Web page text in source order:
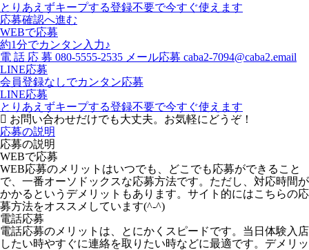
とりあえずキープする登録不要で今すぐ使えます
応募確認へ進む
WEBで応募
約1分でカンタン入力♪
電 話 応 募 080-5555-2535 メール応募 caba2-7094@caba2.email
LINE応募
会員登録なしでカンタン応募
LINE応募
とりあえずキープする登録不要で今すぐ使えます
お問い合わせだけでも大丈夫。お気軽にどうぞ！
応募の説明
応募の説明
WEBで応募
WEB応募のメリットはいつでも、どこでも応募ができること
で、一番オーソドックスな応募方法です。ただし、対応時間が
かかるというデメリットもあります。サイト的にはこちらの応
募方法をオススメしています(^-^)
電話応募
電話応募のメリットは、とにかくスピードです。当日体験入店
したい時やすぐに連絡を取りたい時などに最適です。デメリッ